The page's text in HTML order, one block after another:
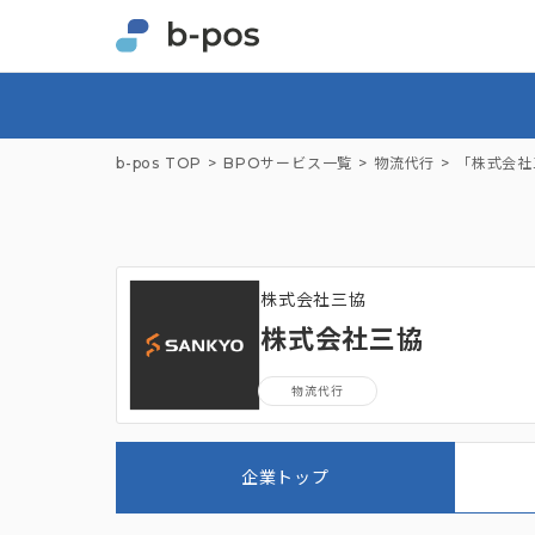
b-pos TOP BPOサービス一覧 物流代行 「株式会
株式会社三協
株式会社三協
物流代行
企業トップ